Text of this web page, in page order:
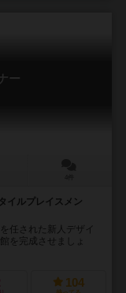
ー
イルプレイスメン
任された新人デザイ
を完成させましょ
104